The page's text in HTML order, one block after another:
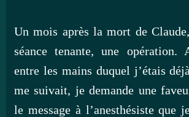
Un mois après la mort de
séance tenante, une opération.
entre les mains duquel j’étais
me suivait, je demande une
le message à l’anesthésiste que